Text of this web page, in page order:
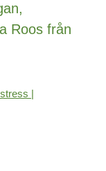
Roos från
|